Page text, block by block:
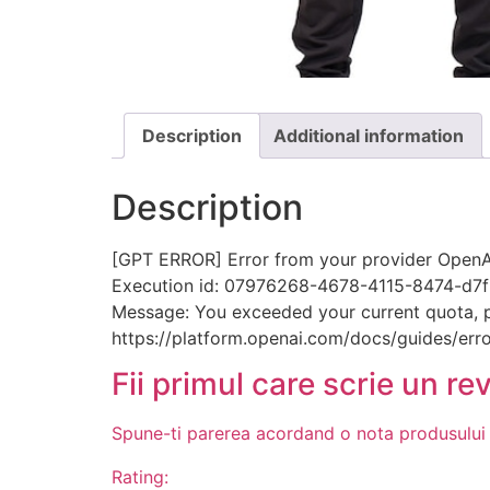
Description Additional information
Description
[GPT ERROR] Error from your provider
Execution id: 07976268-4678-4115-8474-
Message: You exceeded your current
https://platform.openai.com/docs/guides/
Fii primul care scrie un
Spune-ti parerea acordand o nota produsului
Rating: